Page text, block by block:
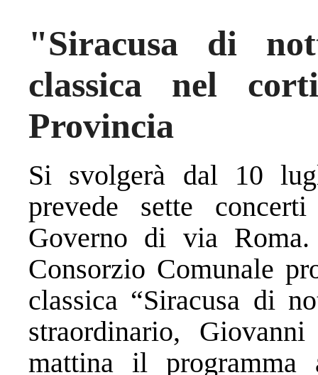
"Siracusa di
classica nel
Provincia
Si svolgerà dal 10
prevede sette
Governo di via
Consorzio Comunale
classica “Siracusa di
straordinario,
mattina il programma